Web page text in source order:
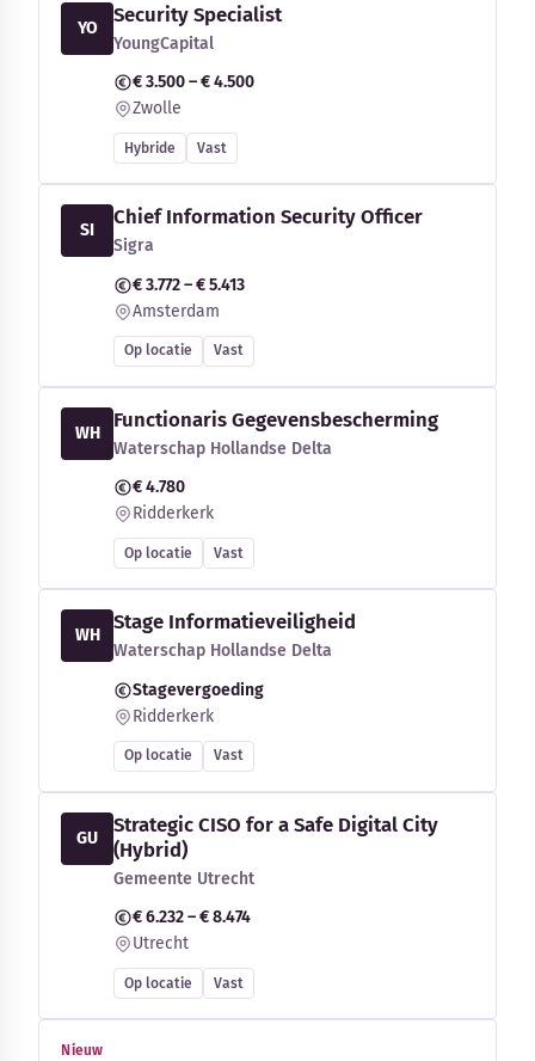
YO
Security Specialist
YoungCapital
€ 3.500 – € 4.500
Zwolle
Hybride Vast
SI
Chief Information Security Officer
Sigra
€ 3.772 – € 5.413
Amsterdam
Op locatie Vast
WH
Functionaris Gegevensbescherming
Waterschap Hollandse Delta
€ 4.780
Ridderkerk
Op locatie Vast
WH
Stage Informatieveiligheid
Waterschap Hollandse Delta
Stagevergoeding
Ridderkerk
Op locatie Vast
GU
Strategic CISO for a Safe Digital City
(Hybrid)
Gemeente Utrecht
€ 6.232 – € 8.474
Utrecht
Op locatie Vast
Nieuw